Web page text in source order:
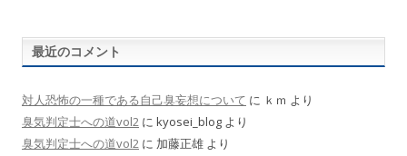
最近のコメント
対人恐怖の一種である自己臭妄想について に ｋｍ より
臭気判定士への道vol2 に kyosei_blog より
臭気判定士への道vol2 に 加藤正雄 より